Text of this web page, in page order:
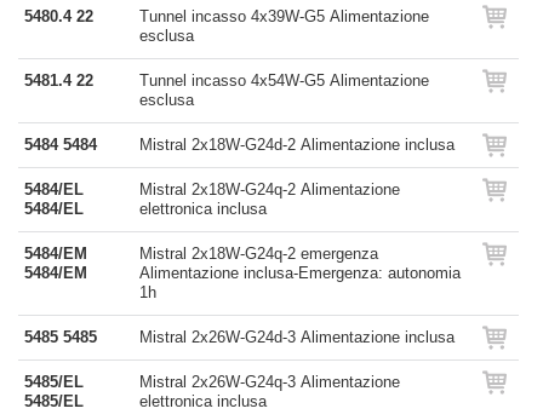
5480.4 22
Tunnel incasso 4x39W-G5 Alimentazione
esclusa
5481.4 22
Tunnel incasso 4x54W-G5 Alimentazione
esclusa
5484 5484 Mistral 2x18W-G24d-2 Alimentazione inclusa
5484/EL
5484/EL
Mistral 2x18W-G24q-2 Alimentazione
elettronica inclusa
5484/EM
5484/EM
Mistral 2x18W-G24q-2 emergenza
Alimentazione inclusa-Emergenza: autonomia
1h
5485 5485 Mistral 2x26W-G24d-3 Alimentazione inclusa
5485/EL
5485/EL
Mistral 2x26W-G24q-3 Alimentazione
elettronica inclusa